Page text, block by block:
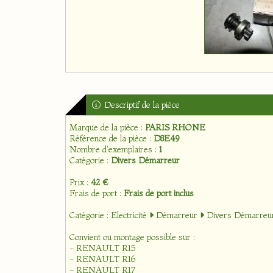
Descriptif de la pièce
Marque de la pièce : PARIS RHONE
Référence de la pièce : D8E49
Nombre d'exemplaires : 1
Catégorie : Divers Démarreur
Prix : 42 €
Frais de port : Frais de port inclus
Catégorie : Electricité Démarreur
Divers
Convient ou montage possible sur :
- RENAULT R15
- RENAULT R16
- RENAULT R17